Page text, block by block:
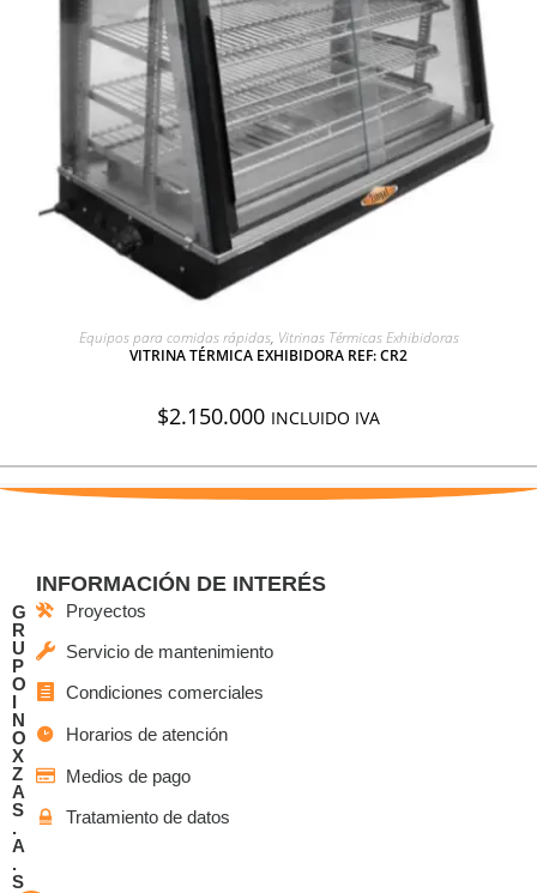
AGREGAR A COTIZACIÓN
Equipos para comidas rápidas, Vitrinas Térmicas Exhibidoras
VITRINA TÉRMICA EXHIBIDORA REF: CR2
$2.150.000 INCLUIDO IVA
G
R
U
P
O
I
N
O
X
Z
A
S
.
A
.
S
INFORMACIÓN DE INTERÉS
Proyectos
Servicio de mantenimiento
Condiciones comerciales
Horarios de atención
Medios de pago
Tratamiento de datos